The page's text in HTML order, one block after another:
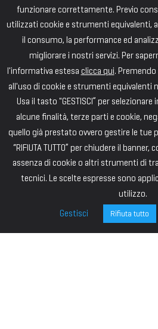
funzionare correttamente. Previo
utilizzati cookie e strumenti equivalenti,
il consumo, la performance ed
migliorare i nostri servizi. Per
l'informativa estesa clicca qui. Premendo
all'uso di cookie e strumenti equivalenti
Usa il tasto "GESTISCI” per
alcune finalità, terze parti e cookie,
quello già prestato ovvero gestire le tue
“RIFIUTA TUTTO” per chiudere il
assenza di cookie o altri strumenti di
tecnici. Le scelte espresse sono
utilizzo.
Gestisci
Rifiuta tutto